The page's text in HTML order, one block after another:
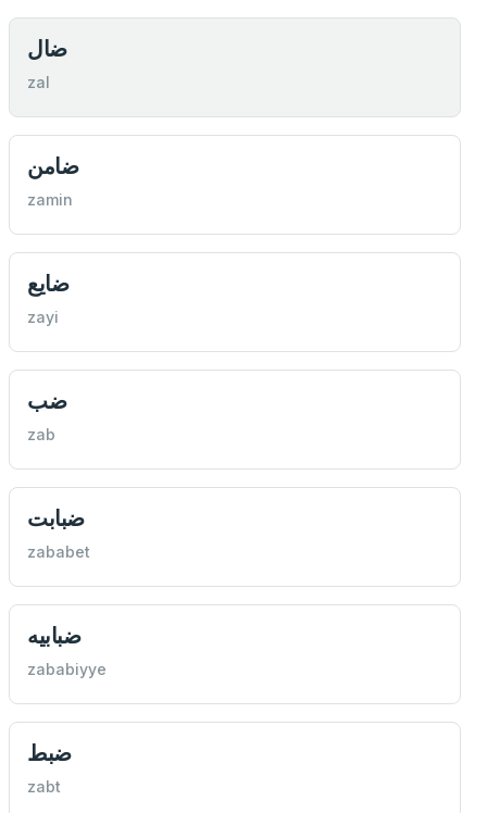
ضال
zal
ضامن
zamin
ضايع
zayi
ضب
zab
ضبابت
zababet
ضبابيه
zababiyye
ضبط
zabt